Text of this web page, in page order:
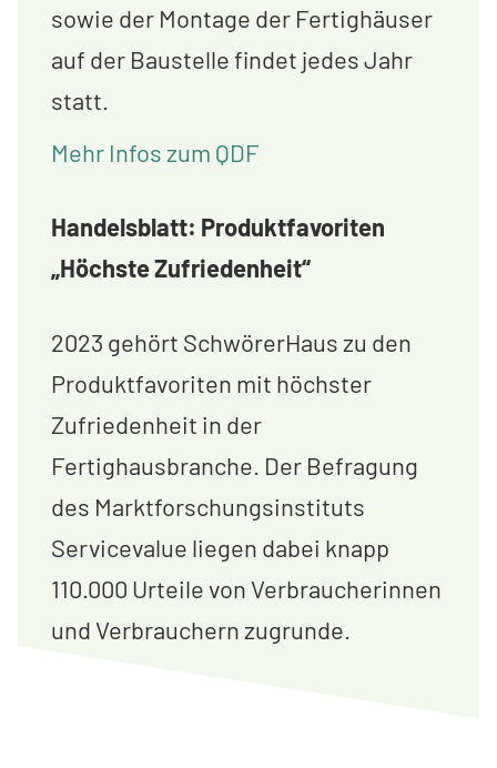
sowie der Montage der Fertighäuser
auf der Baustelle findet jedes Jahr
statt.
Mehr Infos zum QDF
Handelsblatt: Produktfavoriten
„Höchste Zufriedenheit“
2023 gehört SchwörerHaus zu den
Produktfavoriten mit höchster
Zufriedenheit in der
Fertighausbranche. Der Befragung
des Marktforschungsinstituts
Servicevalue liegen dabei knapp
110.000 Urteile von Verbraucherinnen
und Verbrauchern zugrunde.